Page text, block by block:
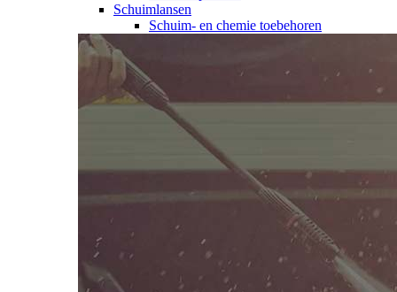
Schuimlansen
Schuim- en chemie toebehoren